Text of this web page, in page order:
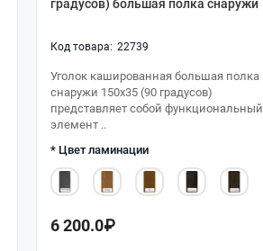
градусов) большая полка снаружи
22739
Уголок кашированная большая полка
снаружи 150х35 (90 градусов)
представляет собой функциональный
элемент ..
* Цвет ламинации
6 200.0₽